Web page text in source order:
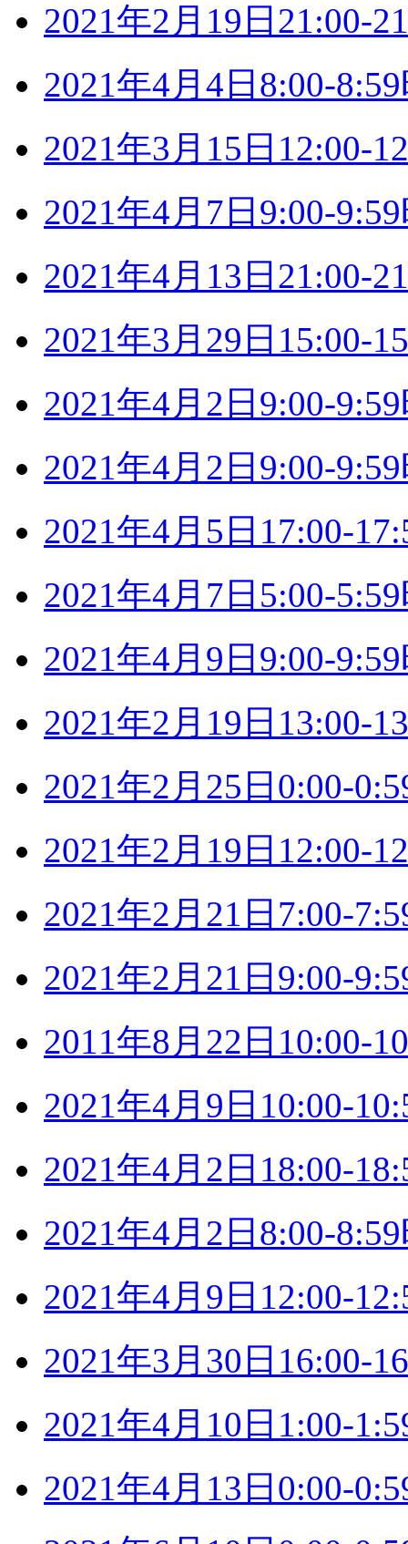
2021年2月19日21:00-
2021年4月4日8:00-
2021年3月15日12:00-
2021年4月7日9:00-
2021年4月13日21:00-
2021年3月29日15:00-
2021年4月2日9:00-
2021年4月2日9:00-
2021年4月5日17:00-
2021年4月7日5:00-
2021年4月9日9:00-
2021年2月19日13:00-
2021年2月25日0:00-
2021年2月19日12:00-
2021年2月21日7:00-
2021年2月21日9:00-
2011年8月22日10:00-
2021年4月9日10:00-
2021年4月2日18:00-
2021年4月2日8:00-
2021年4月9日12:00-
2021年3月30日16:00-
2021年4月10日1:00-
2021年4月13日0:00-